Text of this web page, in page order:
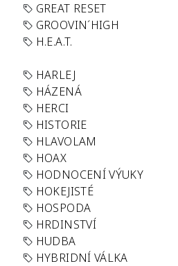
GREAT RESET
GROOVIN´HIGH
H.E.A.T.
HARLEJ
HÁZENÁ
HERCI
HISTORIE
HLAVOLAM
HOAX
HODNOCENÍ VÝUKY
HOKEJISTÉ
HOSPODA
HRDINSTVÍ
HUDBA
HYBRIDNÍ VÁLKA